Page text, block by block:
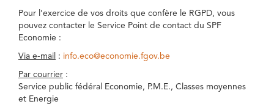
Pour l’exercice de vos droits que confère le RGPD, vous
pouvez contacter le Service Point de contact du SPF
Economie :
Via e-mail : info.eco@economie.fgov.be
Par courrier :
Service public fédéral Economie, P.M.E., Classes moyennes
et Energie